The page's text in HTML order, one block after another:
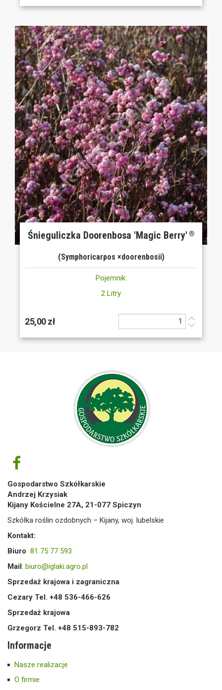
Śnieguliczka Doorenbosa 'Magic Berry' ®
(Symphoricarpos ×doorenbosii)
Pojemnik:
2 Litry
25,00 zł
Gospodarstwo Szkółkarskie
Andrzej Krzysiak
Kijany Kościelne 27A, 21-077 Spiczyn
Szkółka roślin ozdobnych – Kijany, woj. lubelskie
Kontakt:
Biuro 81 75 77 593
Mail: biuro@iglaki.agro.pl
Sprzedaż krajowa i zagraniczna
Cezary Tel. +48 536-466-626
Sprzedaż krajowa
Grzegorz Tel. +48 515-893-782
Informacje
Nasze realizacje
O firmie